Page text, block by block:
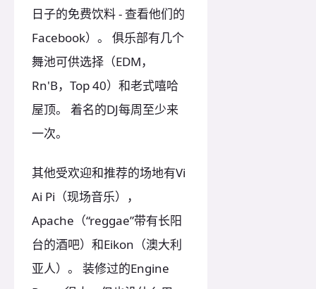
日子的免费饮料 - 查看他们的
Facebook）。 俱乐部有几个
舞池可供选择（EDM，
Rn'B，Top 40）和老式嘻哈
屋顶。 着名的DJ每周至少来
一次。
其他受欢迎和推荐的场地有Vi
Ai Pi（现场音乐），
Apache（“reggae”带有长阳
台的酒吧）和Eikon（澳大利
亚人）。 装修过的Engine